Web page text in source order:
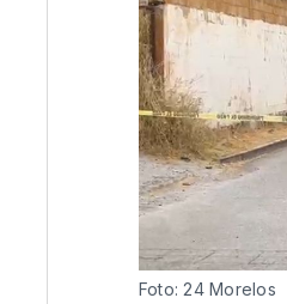
Foto: 24 Morelos